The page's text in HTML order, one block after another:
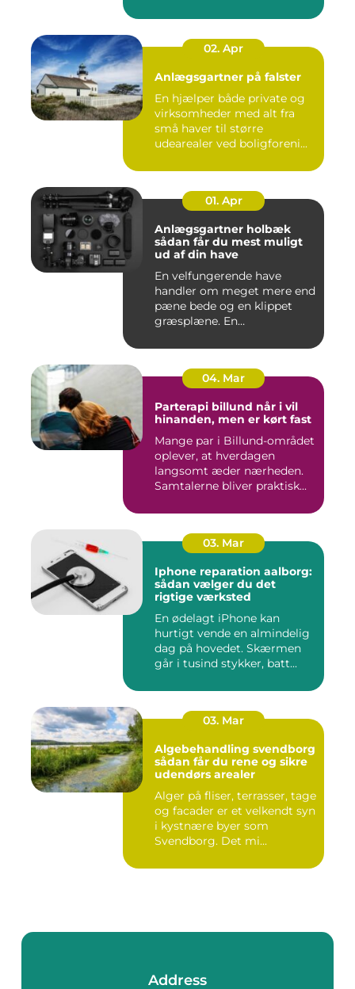
02. Apr
Anlægsgartner på falster
En hjælper både private og
virksomheder med alt fra
små haver til større
udearealer ved boligforeni...
01. Apr
Anlægsgartner holbæk
sådan får du mest muligt
ud af din have
En velfungerende have
handler om meget mere end
pæne bede og en klippet
græsplæne. En
04. Mar
Parterapi billund når i vil
hinanden, men er kørt fast
Mange par i Billund-området
oplever, at hverdagen
langsomt æder nærheden.
Samtalerne bliver praktisk...
03. Mar
Iphone reparation aalborg:
sådan vælger du det
rigtige værksted
En ødelagt iPhone kan
hurtigt vende en almindelig
dag på hovedet. Skærmen
går i tusind stykker, batt...
03. Mar
Algebehandling svendborg
sådan får du rene og sikre
udendørs arealer
Alger på fliser, terrasser, tage
og facader er et velkendt syn
i kystnære byer som
Svendborg. Det mi...
Address